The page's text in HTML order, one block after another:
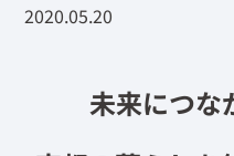
2020.05.20
未来につな